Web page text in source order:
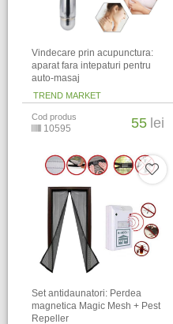
Vindecare prin acupunctura:
aparat fara intepaturi pentru
auto-masaj
TREND MARKET
Cod produs
10595 55 lei
Set antidaunatori: Perdea
magnetica Magic Mesh + Pest
Repeller